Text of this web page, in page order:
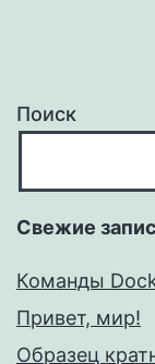
Поиск
Свежие
Команды
Привет, мир!
Образец